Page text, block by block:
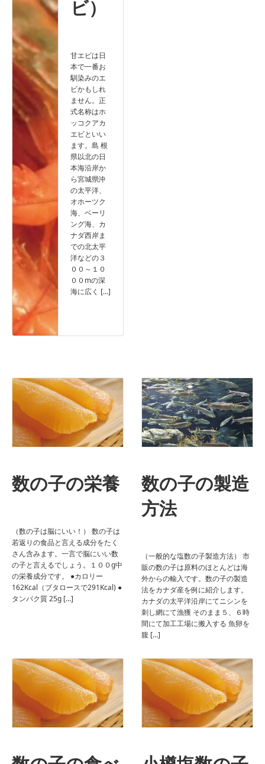
ビ）
甘エビは日
本で一番お
馴染みのエ
ビかもしれ
ません。正
式名称はホ
ッコクアカ
エビといい
ます。島 根
県以北の日
本海沿岸か
ら宮城県沖
の太平洋、
オホーツク
海、ベーリ
ング海、カ
ナダ西岸ま
での北太平
洋などの３
００～１０
００mの深
海に広く […]
数の子の栄養
（数の子は脳にいい！） 数の子は
若返りの食品と言える成分をたく
さん含みます。一言で脳にいい数
の子と言えるでしょう。１００g中
の栄養成分です。 ●カロリー
162Kcal（ブタロースで291Kcal) ●
タンパク質 25g […]
数の子の製造
方法
（一般的な塩数の子製造方法） 市
販の数の子は原料のほとんどは海
外からの輸入です。数の子の製造
法をカナダ産を例に紹介します。
カナダの太平洋沿岸にてニシンを
刺し網にて漁獲 そのまま５、６時
間にて加工工場に搬入する 魚卵を
腹 […]